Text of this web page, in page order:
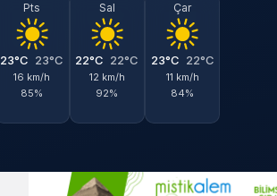
Pts
23°C 23°C
16 km/h
85%
Sal
22°C 22°C
12 km/h
92%
Çar
23°C 22°C
11 km/h
84%